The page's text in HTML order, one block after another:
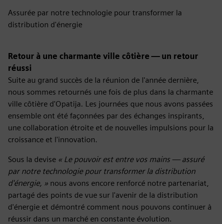
Assurée par notre technologie pour transformer la
distribution d'énergie
Retour à une charmante ville côtière — un retour
réussi
Suite au grand succès de la réunion de l'année dernière,
nous sommes retournés une fois de plus dans la charmante
ville côtière d'Opatija. Les journées que nous avons passées
ensemble ont été façonnées par des échanges inspirants,
une collaboration étroite et de nouvelles impulsions pour la
croissance et l'innovation.
Sous la devise « Le pouvoir est entre vos mains — assuré
par notre technologie pour transformer la distribution
d'énergie, » nous avons encore renforcé notre partenariat,
partagé des points de vue sur l'avenir de la distribution
d'énergie et démontré comment nous pouvons continuer à
réussir dans un marché en constante évolution.